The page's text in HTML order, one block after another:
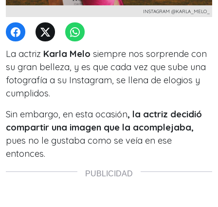
INSTAGRAM @KARLA_MELO_
La actriz Karla Melo siempre nos sorprende con
su gran belleza, y es que cada vez que sube una
fotografía a su Instagram, se llena de elogios y
cumplidos.
Sin embargo, en esta ocasión, la actriz decidió
compartir una imagen que la acomplejaba,
pues no le gustaba como se veía en ese
entonces.